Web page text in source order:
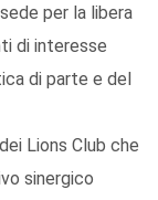
per la libera
di interesse
di parte e del
Lions Club che
sinergico